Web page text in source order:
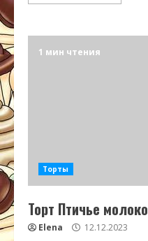
1 мин чтения
Торты
Торт Птичье молоко
Elena 12.12.2023